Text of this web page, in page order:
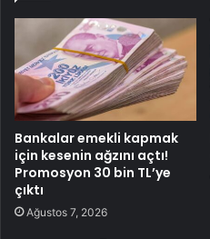
Bankalar emekli kapmak
için kesenin ağzını açtı!
Promosyon 30 bin TL’ye
çıktı
Ağustos 7, 2026